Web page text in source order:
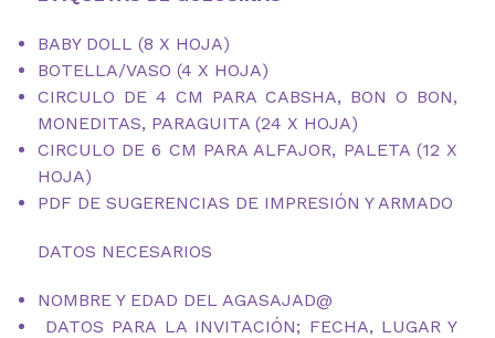
BABY DOLL (8 X HOJA)
BOTELLA/VASO (4 X HOJA)
CIRCULO DE 4 CM PARA CABSHA, BON O BON,
MONEDITAS, PARAGUITA (24 X HOJA)
CIRCULO DE 6 CM PARA ALFAJOR, PALETA (12 X
HOJA)
PDF DE SUGERENCIAS DE IMPRESIÓN Y ARMADO
DATOS NECESARIOS
NOMBRE Y EDAD DEL AGASAJAD@
DATOS PARA LA INVITACIÓN; FECHA, LUGAR Y